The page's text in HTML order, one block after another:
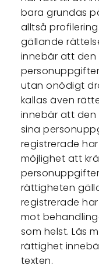
bara grundas
alltså
gällande
innebär att
utan onödigt
kallas även
innebär att
sina
registrerade
möjlighet att
rättigheten
registrerade
mot
som helst. Läs
rättighet
texten.